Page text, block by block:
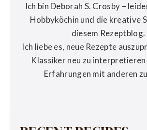
Ich bin Deborah S. Crosby –
Hobbyköchin und die kreative
diesem Rezeptblog.
Ich liebe es, neue Rezepte
Klassiker neu zu interpretieren
Erfahrungen mit anderen